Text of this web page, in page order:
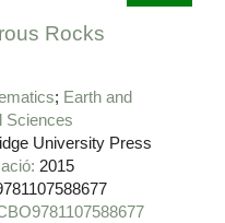
Rocks
Earth and
Sciences
University Press
2015